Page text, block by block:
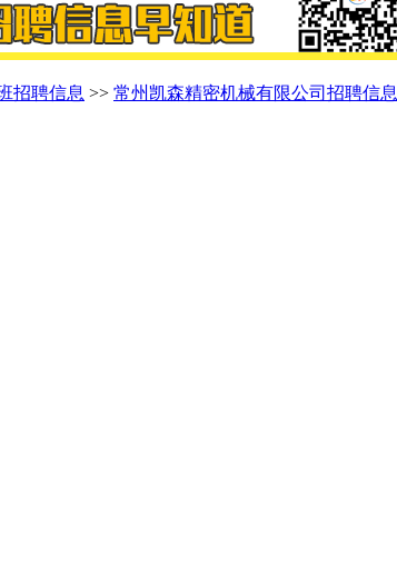
招聘信息 >> 常州凯森精密机械有限公司招聘信息